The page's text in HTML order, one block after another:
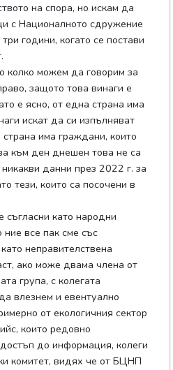
на спора, но искам да
с Националното сдружение
години, когато се постави
колко можем да говорим за
защото това винаги е
е ясно, от една страна има
искат да си изпълняват
има граждани, които
към ден днешен това не са
данни през 2022 г. за
тези, които са посочени в
съгласни като народни
ние все пак сме със
неправителствена
ако може двама члена от
група, с колегата
влезнем и евентуално
от екологичния сектор
които редовно
до информация, колеги
комитет, видях че от БЦНП